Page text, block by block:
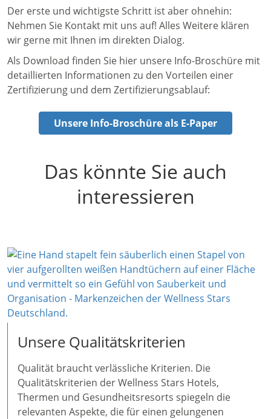
Der erste und wichtigste Schritt ist aber ohnehin:
Nehmen Sie Kontakt mit uns auf! Alles Weitere klären
wir gerne mit Ihnen im direkten Dialog.
Als Download finden Sie hier unsere Info-Broschüre mit
detaillierten Informationen zu den Vorteilen einer
Zertifizierung und dem Zertifizierungsablauf:
Unsere Info-Broschüre als E-Paper
Das könnte Sie auch
interessieren
Unsere Qualitätskriterien
Qualität braucht verlässliche Kriterien. Die
Qualitätskriterien der Wellness Stars Hotels,
Thermen und Gesundheitsresorts spiegeln die
relevanten Aspekte, die für einen gelungenen